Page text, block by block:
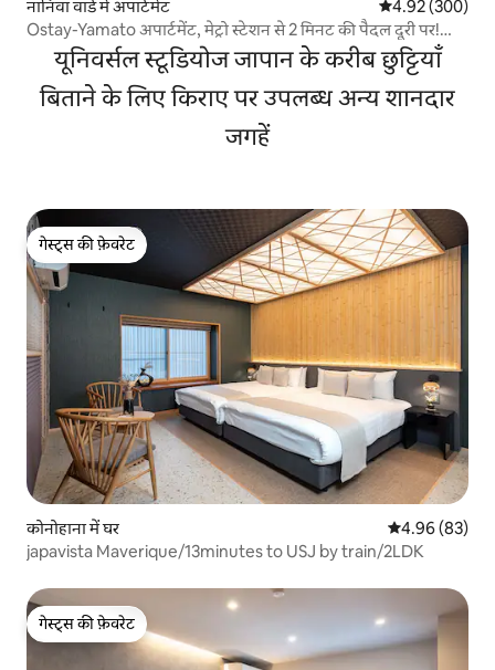
नानिवा वार्ड में अपार्टमेंट औसत रेटिंग 5 में से
4.92 (300)
Ostay-Yamato अपार्टमेंट, मेट्रो स्टेशन से 2 मिनट की पैदल दूरी पर!
नांबा/शिंसाइबाशी/दोतोनबोरी/कुरुमोन मार्केट/टेन्नोजी/त्सुतेन के पास।
यूनिवर्सल स्टूडियोज जापान के करीब छुट्टियाँ
बिताने के लिए किराए पर उपलब्ध अन्य शानदार
जगहें
गेस्ट्स की फ़ेवरेट
गेस्ट्स की फ़ेवरेट
कोनोहाना में घर औसत रेटिंग 5 में
4.96 (83)
japavista Maverique/13minutes to USJ by train/2LDK
गेस्ट्स की फ़ेवरेट
गेस्ट्स की फ़ेवरेट